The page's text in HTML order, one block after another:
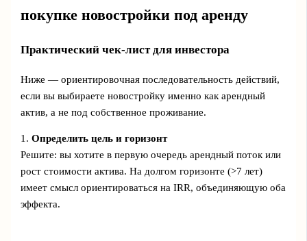
покупке новостройки под аренду
Практический чек‑лист для инвестора
Ниже — ориентировочная последовательность действий,
если вы выбираете новостройку именно как арендный
актив, а не под собственное проживание.
1.Определить цель и горизонт
Решите: вы хотите в первую очередь арендный поток или
рост стоимости актива. На долгом горизонте (>7 лет)
имеет смысл ориентироваться на IRR, объединяющую оба
эффекта.